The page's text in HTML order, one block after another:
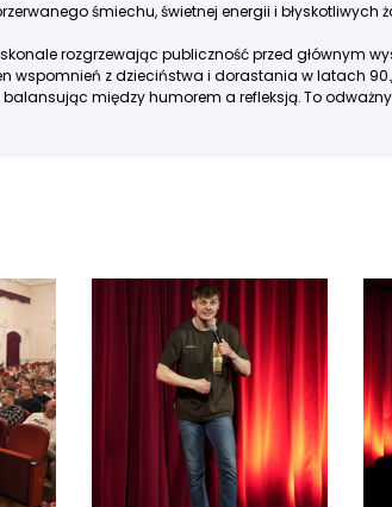
śmiechu, świetnej energii i błyskotliwych
rozgrzewając publiczność przed głównym
wspomnień z dzieciństwa i dorastania w latach
między humorem a refleksją. To